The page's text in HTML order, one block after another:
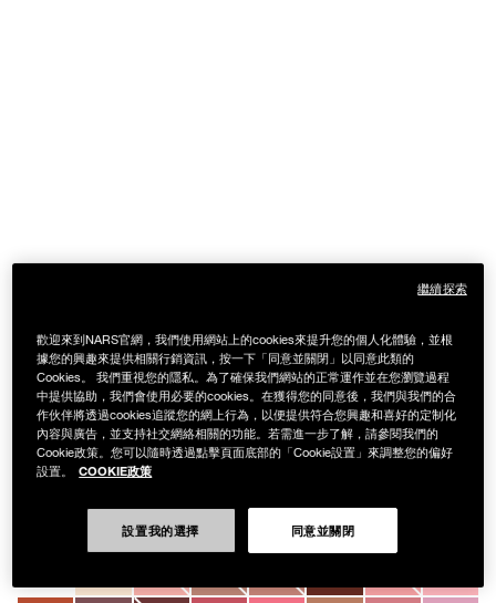
Details
/zh/
194251172286
AFTERGLOW LIP SHINE
激情過後嫩唇露
歡迎來到NARS官網，我們使用網站上的cookies來提升您的個人化體驗，並根
據您的興趣來提供相關行銷資訊，按一下「同意並關閉」以同意此類的
Cookies。 我們重視您的隱私。為了確保我們網站的正常運作並在您瀏覽過程
中提供協助，我們會使用必要的cookies。在獲得您的同意後，我們與我們的合
作伙伴將透過cookies追蹤您的網上行為，以便提供符合您興趣和喜好的定制化
內容與廣告，並支持社交網絡相關的功能。若需進一步了解，請參閱我們的
Cookie政策。您可以隨時透過點擊頁面底部的「Cookie設置」來調整您的偏好
設置。
COOKIE政策
設置我的選擇 同意並關閉
繼續探索